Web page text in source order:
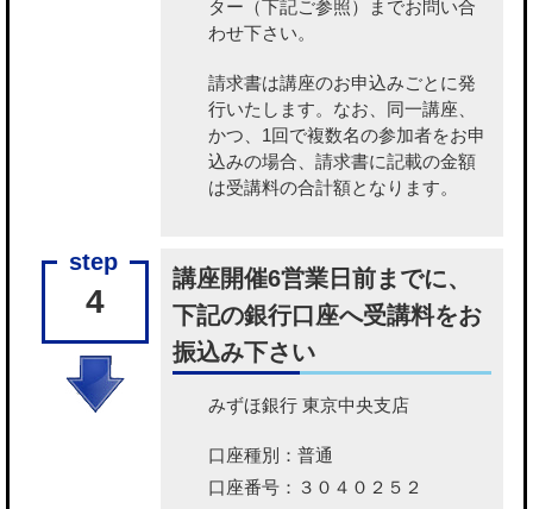
ター（下記ご参照）までお問い合
わせ下さい。
請求書は講座のお申込みごとに発
行いたします。なお、同一講座、
かつ、1回で複数名の参加者をお申
込みの場合、請求書に記載の金額
は受講料の合計額となります。
4
講座開催6営業日前までに、
下記の銀行口座へ受講料をお
振込み下さい
みずほ銀行 東京中央支店
口座種別：普通
口座番号：３０４０２５２